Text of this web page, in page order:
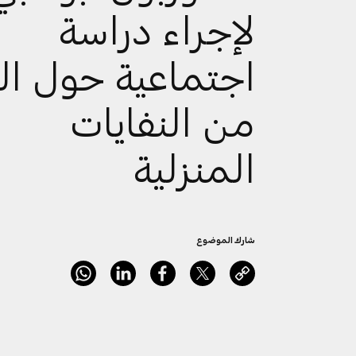
لإجراء دراسة
اجتماعية حول
من النفايات
المنزلية
شارك الموضوع